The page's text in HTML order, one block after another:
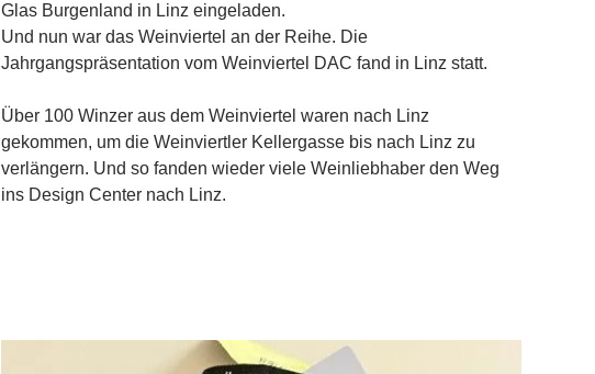
Glas Burgenland in Linz eingeladen.
Und nun war das Weinviertel an der Reihe. Die
Jahrgangspräsentation vom Weinviertel DAC fand in Linz statt.
Über 100 Winzer aus dem Weinviertel waren nach Linz
gekommen, um die Weinviertler Kellergasse bis nach Linz zu
verlängern. Und so fanden wieder viele Weinliebhaber den Weg
ins Design Center nach Linz.